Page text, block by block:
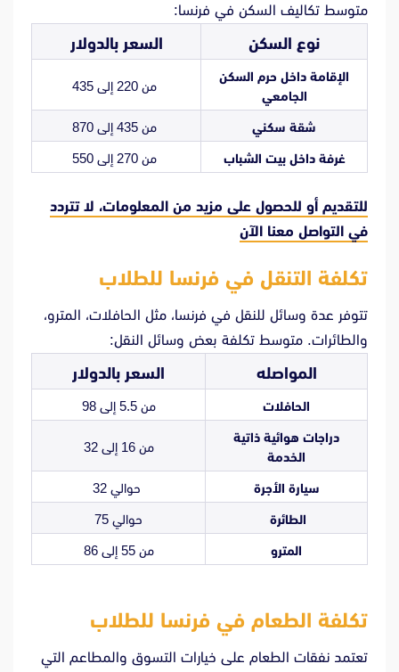
متوسط تكاليف السكن في فرنسا:
نوع السكن السعر بالدولار
الإقامة داخل حرم السكن
الجامعي
من 220 إلى 435
شقة سكني من 435 إلى 870
غرفة داخل بيت الشباب من 270 إلى 550
للتقديم أو للحصول على مزيد من المعلومات، لا تتردد
في التواصل معنا الآن
تكلفة التنقل في فرنسا للطلاب
تتوفر عدة وسائل للنقل في فرنسا، مثل الحافلات، المترو،
والطائرات. متوسط تكلفة بعض وسائل النقل:
المواصله السعر بالدولار
الحافلات من 5.5 إلى 98
دراجات هوائية ذاتية
الخدمة
من 16 إلى 32
سيارة الأجرة حوالي 32
الطائرة حوالي 75
المترو من 55 إلى 86
تكلفة الطعام في فرنسا للطلاب
تعتمد نفقات الطعام على خيارات التسوق والمطاعم التي